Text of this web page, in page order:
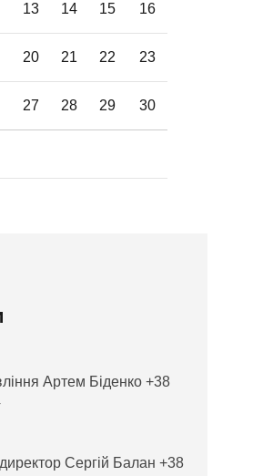
13 14 15 16
20 21 22 23
27 28 29 30
Артем Біденко +38
Сергій Балан +38